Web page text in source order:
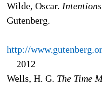
Wilde, Oscar.
Gutenberg.
http://
2012
Wells, H. G. The Time